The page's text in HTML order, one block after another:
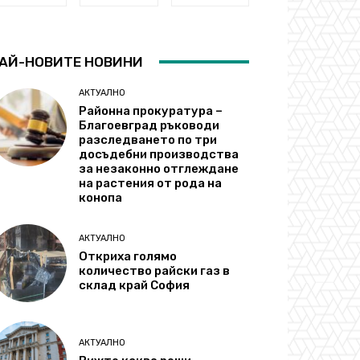
НОВИТЕ НОВИНИ
АКТУАЛНО
Районна прокуратура –
Благоевград ръководи
разследването по три
досъдебни производства
за незаконно отглеждане
на растения от рода на
конопа
АКТУАЛНО
Откриха голямо
количество райски газ в
склад край София
АКТУАЛНО